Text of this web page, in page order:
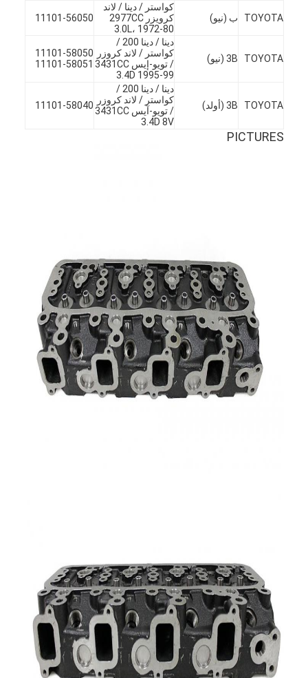
مراقبة الجودة
اتصل بنا
الدردشة الآن
TOYOTA ب (نيو)
كواستر / دينا / لاند
كرويزر 2977CC
3.0L، 1972-80
11101-56050
TOYOTA 3B (نيو)
دينا / دينا 200 /
كواستر / لاند كروزر
/ تويو-إيس 3431CC
3.4D 1995-99
11101-58050
11101-58051
TOYOTA 3B (أولد)
دينا / دينا 200 /
كواستر / لاند كروزر
/ تويو-آيس 3431CC
3.4D 8V
11101-58040
PICTURES